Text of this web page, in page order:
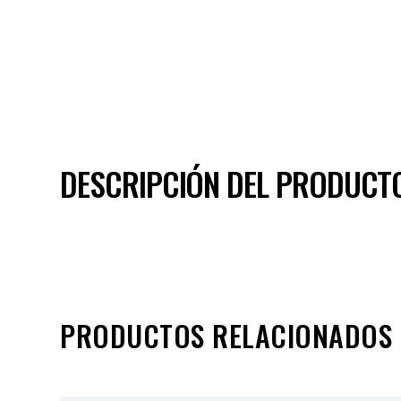
DESCRIPCIÓN DEL
PRODUCTOS RELACIONADOS